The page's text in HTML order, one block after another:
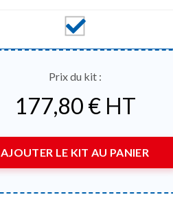
Prix du kit :
177,80 €HT
AJOUTER LE KIT AU PANIER